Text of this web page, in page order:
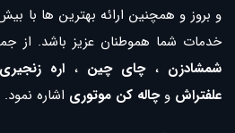
خدمات شما هموطنان عزیز باشد. از
شمشادزن ،چای چین ، اره زنجیری
علفتراش وچاله کن موتوری اشاره نمود.